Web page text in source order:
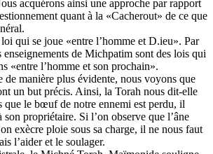
acquérons ainsi une approche par rapport
quant à la «Cacherout» de ce que
qui se joue «entre l’homme et D.ieu». Par
enseignements de Michpatim sont des lois qui
«entre l’homme et son prochain».
de manière plus évidente, nous voyons que
un but précis. Ainsi, la Torah nous dit-elle
que le bœuf de notre ennemi est perdu, il
son propriétaire. Si l’on observe que l’âne
exècre ploie sous sa charge, il ne nous faut
l’aider et le soulager.